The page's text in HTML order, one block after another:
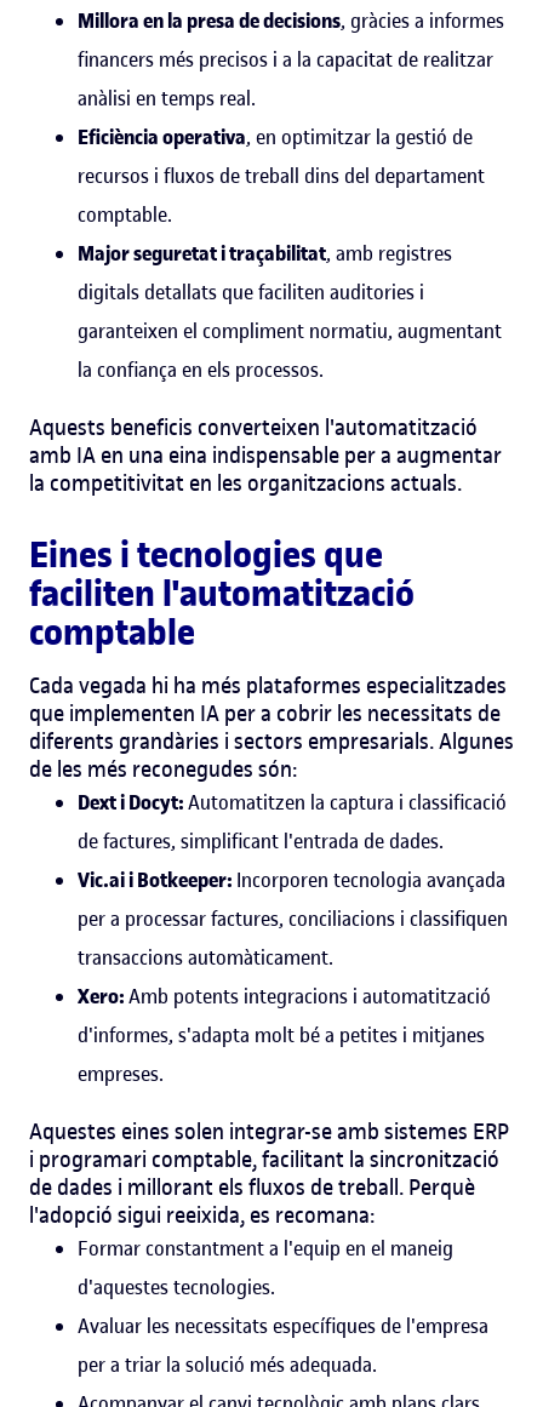
Millora en la presa de decisions, gràcies a informes
financers més precisos i a la capacitat de realitzar
anàlisi en temps real.
Eficiència operativa, en optimitzar la gestió de
recursos i fluxos de treball dins del departament
comptable.
Major seguretat i traçabilitat, amb registres
digitals detallats que faciliten auditories i
garanteixen el compliment normatiu, augmentant
la confiança en els processos.
Aquests beneficis converteixen l'automatització
amb IA en una eina indispensable per a augmentar
la competitivitat en les organitzacions actuals.
Eines i tecnologies que
faciliten l'automatització
comptable
Cada vegada hi ha més plataformes especialitzades
que implementen IA per a cobrir les necessitats de
diferents grandàries i sectors empresarials. Algunes
de les més reconegudes són:
Dext i Docyt:Automatitzen la captura i classificació
de factures, simplificant l'entrada de dades.
Vic.ai i Botkeeper: Incorporen tecnologia avançada
per a processar factures, conciliacions i classifiquen
transaccions automàticament.
Xero:Amb potents integracions i automatització
d'informes, s'adapta molt bé a petites i mitjanes
empreses.
Aquestes eines solen integrar-se amb sistemes ERP
i programari comptable, facilitant la sincronització
de dades i millorant els fluxos de treball. Perquè
l'adopció sigui reeixida, es recomana:
Formar constantment a l'equip en el maneig
d'aquestes tecnologies.
Avaluar les necessitats específiques de l'empresa
per a triar la solució més adequada.